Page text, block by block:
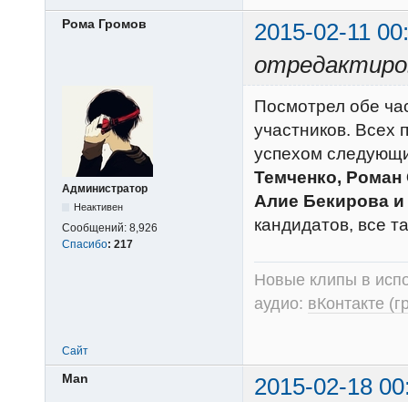
Рома Громов
2015-02-11
Администратор
Неактивен
Сообщений: 8,926
Спасибо: 217
Посмотрел обе
участников. Всех
успехом
Темченко,
Алие Бекирова и
кандидатов, все
Новые клипы в
аудио: вКонтакте
Сайт
Man 2015-02-18